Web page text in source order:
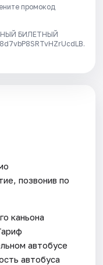
промокод
БИЛЕТНЫЙ
позвонив по
каньона
автобусе
автобуса